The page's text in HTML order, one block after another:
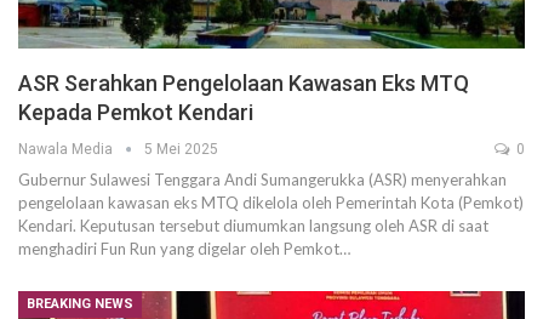
ASR Serahkan Pengelolaan Kawasan Eks MTQ
Kepada Pemkot Kendari
Nawala Media 5 Mei 2025 0
Gubernur Sulawesi Tenggara Andi Sumangerukka (ASR) menyerahkan
pengelolaan kawasan eks MTQ dikelola oleh Pemerintah Kota (Pemkot)
Kendari. Keputusan tersebut diumumkan langsung oleh ASR di saat
menghadiri Fun Run yang digelar oleh Pemkot…
BREAKING NEWS